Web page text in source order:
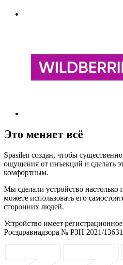
Это меняет всё
Spasilen создан, чтобы
ощущения от инъекций и сделать
комфортным.
Мы сделали устройство
можете использовать его
сторонних людей.
Устройство имеет
Росздравнадзора № РЗН 2021/